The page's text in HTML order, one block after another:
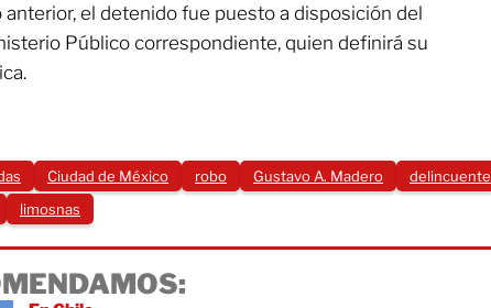
anterior, el detenido fue puesto a disposición del
Público correspondiente, quien definirá su
Ciudad de México robo Gustavo A. Madero delincuente
limosnas